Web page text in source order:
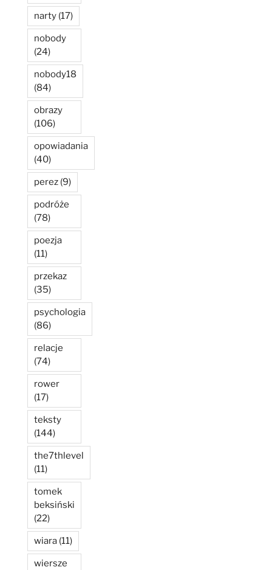
narty (17)
nobody
(24)
nobody18
(84)
obrazy
(106)
opowiadania
(40)
perez (9)
podróże
(78)
poezja
(11)
przekaz
(35)
psychologia
(86)
relacje
(74)
rower
(17)
teksty
(144)
the7thlevel
(11)
tomek
beksiński
(22)
wiara (11)
wiersze